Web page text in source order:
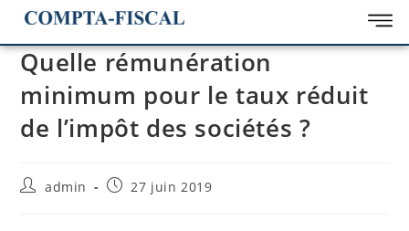
Quelle rémunération
minimum pour le taux réduit
de l’impôt des sociétés ?
admin 27 juin 2019